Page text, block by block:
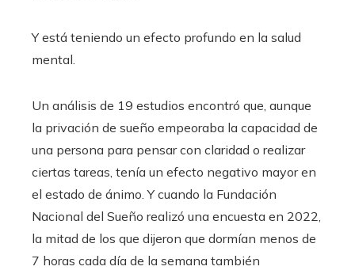
Y está teniendo un efecto profundo en la salud
mental.
Un análisis de 19 estudios encontró que, aunque
la privación de sueño empeoraba la capacidad de
una persona para pensar con claridad o realizar
ciertas tareas, tenía un efecto negativo mayor en
el estado de ánimo. Y cuando la Fundación
Nacional del Sueño realizó una encuesta en 2022,
la mitad de los que dijeron que dormían menos de
7 horas cada día de la semana también